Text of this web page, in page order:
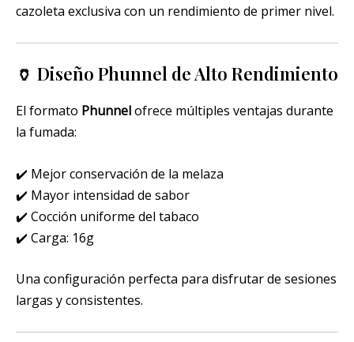
cazoleta exclusiva con un rendimiento de primer nivel.
🏺 Diseño Phunnel de Alto Rendimiento
El formato Phunnelofrece múltiples ventajas durante
la fumada:
✔️ Mejor conservación de la melaza
✔️ Mayor intensidad de sabor
✔️ Cocción uniforme del tabaco
✔️ Carga: 16g
Una configuración perfecta para disfrutar de sesiones
largas y consistentes.